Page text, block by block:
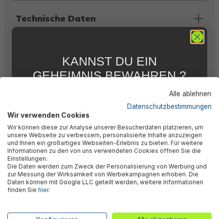
Technische Daten
Herstellerinformation
Ähnliche Produkte
Alle ablehnen
Datenschutzbestimmungen
Wir verwenden Cookies
Wir können diese zur Analyse unserer Besucherdaten platzieren, um
unsere Webseite zu verbessern, personalisierte Inhalte anzuzeigen
und Ihnen ein großartiges Webseiten-Erlebnis zu bieten. Für weitere
Informationen zu den von uns verwendeten Cookies öffnen Sie die
Einstellungen.
Die Daten werden zum Zweck der Personalisierung von Werbung und
zur Messung der Wirksamkeit von Werbekampagnen erhoben. Die
Daten können mit Google LLC geteilt werden, weitere Informationen
finden Sie hier.
KANNST DU EIN
GEHEIMNIS BEWAHREN ?
FÜR DICH
Abonniere jetzt unseren kostenlosen
Newsletter, verpasse keine Neuigkeiten und
Aktionen mehr und sichere Dir 5 %
Willkommensrabatt auf nicht reduzierte Ware
bei Deiner ersten Bestellung !*
Email